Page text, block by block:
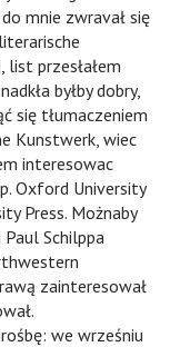
mnie zwravał się
list przesłałem
byłby dobry,
się tłumaczeniem
Kunstwerk, wiec
interesowac
Oxford University
Press. Możnaby
Schilppa
zainteresował
we wrześniu